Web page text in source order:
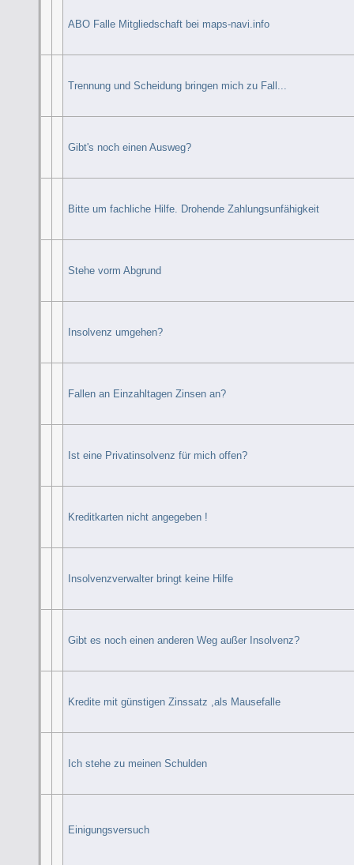
ABO Falle Mitgliedschaft bei maps-navi.info
Trennung und Scheidung bringen mich zu Fall...
Gibt's noch einen Ausweg?
Bitte um fachliche Hilfe. Drohende Zahlungsunfähigkeit
Stehe vorm Abgrund
Insolvenz umgehen?
Fallen an Einzahltagen Zinsen an?
Ist eine Privatinsolvenz für mich offen?
Kreditkarten nicht angegeben !
Insolvenzverwalter bringt keine Hilfe
Gibt es noch einen anderen Weg außer Insolvenz?
Kredite mit günstigen Zinssatz ,als Mausefalle
Ich stehe zu meinen Schulden
Einigungsversuch